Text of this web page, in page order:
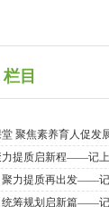
目
聚焦素养育人促
提质启新程——记
力提质再出发——
统筹规划启新篇——